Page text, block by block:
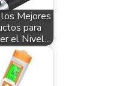
Mejores
para
el Nivel…